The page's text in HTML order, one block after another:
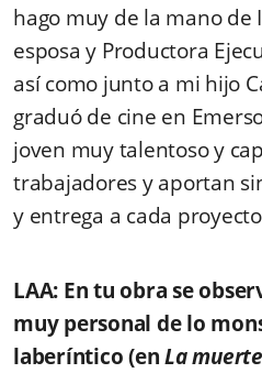
hago muy de la mano de
esposa y Productora
así como junto a mi hijo
graduó de cine en
joven muy talentoso y
trabajadores y aportan
y entrega a cada
LAA: En tu obra se
muy personal de lo
laberíntico (enLa